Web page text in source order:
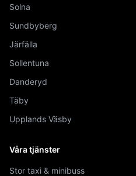
Solna
Sundbyberg
Järfälla
Sollentuna
Danderyd
Täby
Upplands Väsby
Våra tjänster
Stor taxi & minibuss